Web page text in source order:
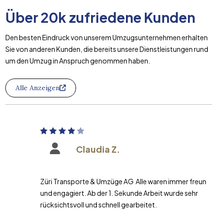
Über20k zufriedene Kunden
Den besten Eindruck von unserem Umzugsunternehmen erhalten
Sie von anderen Kunden, die bereits unsere Dienstleistungen rund
um den Umzug in Anspruch genommen haben.
Alle Anzeigen
Claudia Z.
Züri Transporte & Umzüge AG Alle waren immer freundlich
und engagiert. Ab der 1. Sekunde Arbeit wurde sehr
rücksichtsvoll und schnell gearbeitet.